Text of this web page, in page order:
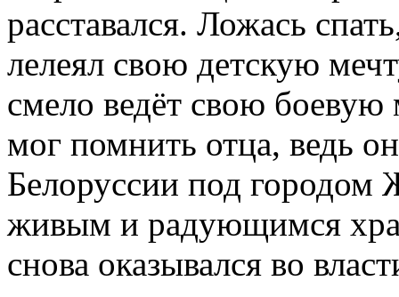
расставался. Ложась
лелеял свою детскую
смело ведёт свою
мог помнить отца, ведь
Белоруссии под
живым и радующимся
снова оказывался во